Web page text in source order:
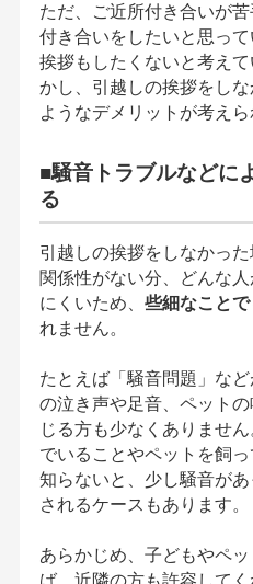
ただ、ご近所付き合いが
付き合いをしたいと思っ
挨拶もしたくないと考え
かし、引越しの挨拶をし
ようなデメリットが考えら
■騒音トラブルなどに
る
引越しの挨拶をしなかっ
関係性がない分、どんな
にくいため、 些細なこと
れません。
たとえば「騒音問題」な
の泣き声や足音、ペット
じる方も少なくありませ
でいることやペットを飼
知らないと、少し騒音が
されるケースもあります。
あらかじめ、子どもやペ
ば、近隣の方も許容して